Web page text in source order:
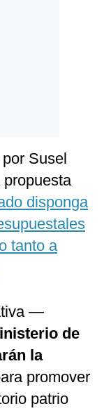
Susel
disponga
tanto a
—
de
la
promover
patrio